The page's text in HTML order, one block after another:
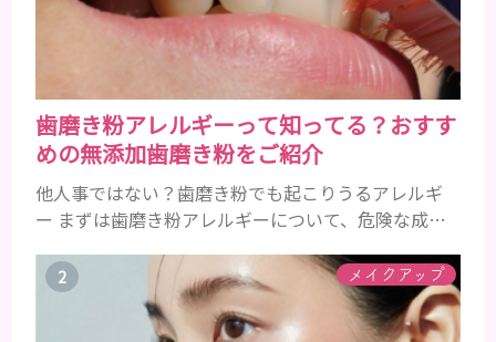
歯磨き粉アレルギーって知ってる？おすす
めの無添加歯磨き粉をご紹介
他人事ではない？歯磨き粉でも起こりうるアレルギ
ー まずは歯磨き粉アレルギーについて、危険な成分
まれるアレルギーを起こすおそれのある成分 まず、
普段お使いの歯磨き粉に含まれているどの成分にア
レルギーを引き起こすおそれがあるのかを説明しま
メイクアップ